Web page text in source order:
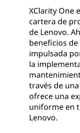
XClarity One
cartera de
de Lenovo.
beneficios
impulsada
la
través de
ofrece una
uniforme en
Lenovo.